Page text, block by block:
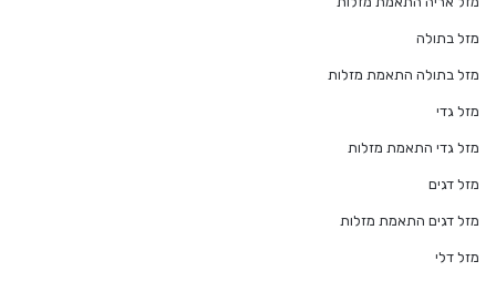
מזל בתולה
מזל בתולה התאמת מזלות
מזל גדי
מזל גדי התאמת מזלות
מזל דגים
מזל דגים התאמת מזלות
מזל דלי